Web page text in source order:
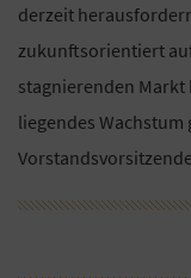
derzeit
zukunftsorientiert
stagnierenden
liegendes